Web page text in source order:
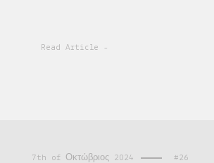
Read Article -
7th of Οκτώβριος 2024 #26